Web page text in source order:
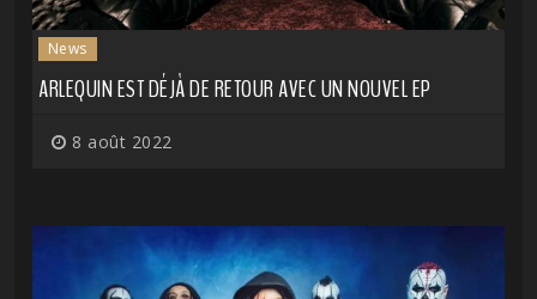
News
ARLEQUIN EST DÉJÀ DE RETOUR AVEC UN NOUVEL EP
8 août 2022